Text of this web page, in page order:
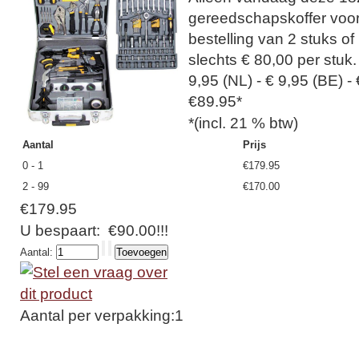
gereedschapskoffer
bestelling van 2 stuks
slechts € 80,00 per
9,95 (NL) - € 9,95 (BE) -
€89.95*
*(incl. 21 % btw)
Aantal
Prijs
0 - 1
€179.95
2 - 99
€170.00
€179.95
U bespaart: €90.00!!!
Aantal:
Aantal per verpakking:1